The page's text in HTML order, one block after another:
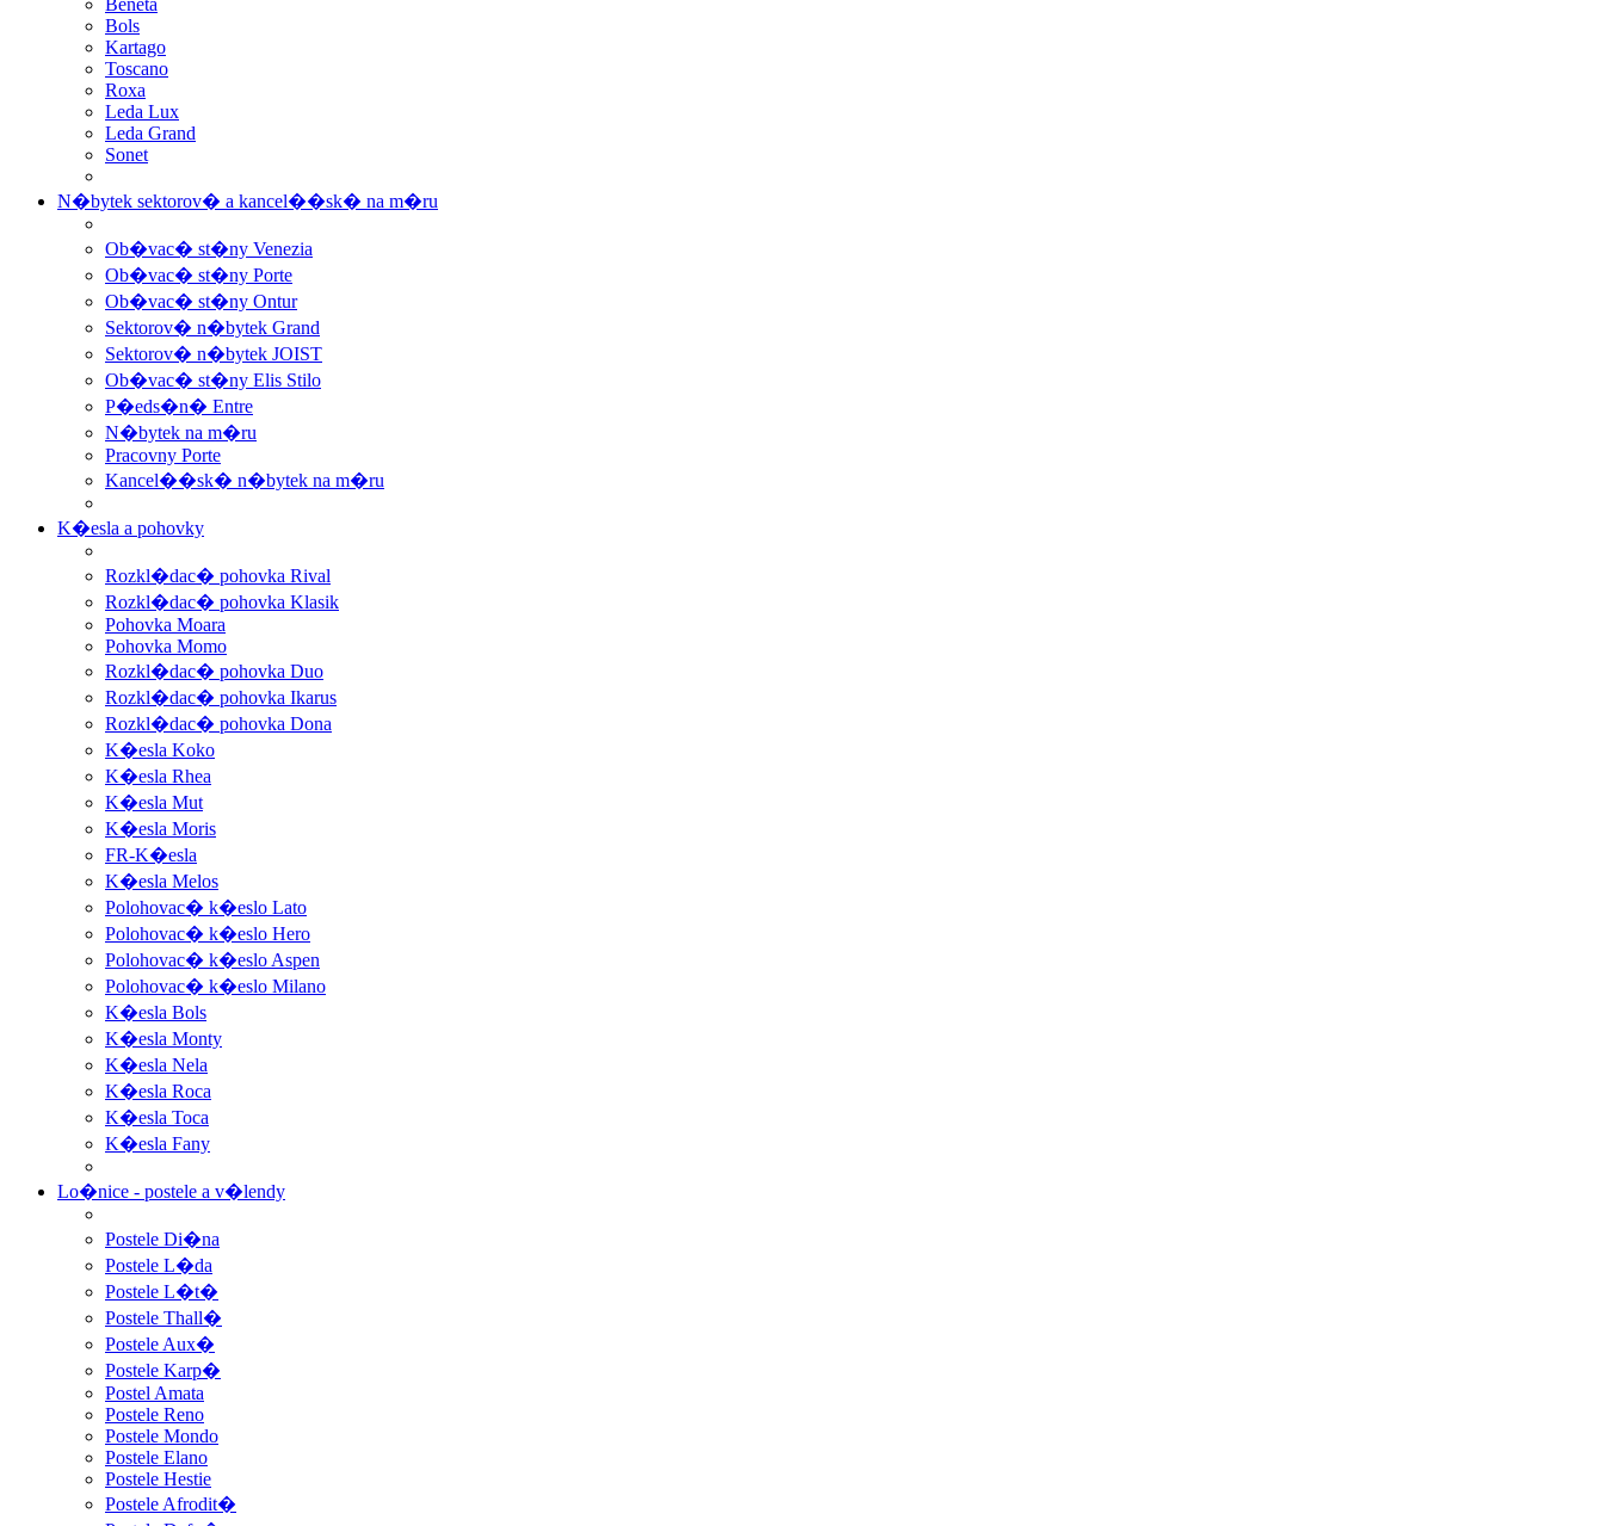
Bols
Kartago
Toscano
Roxa
Leda Lux
Leda Grand
Sonet
N�bytek sektorov� a kancel��sk� na m�ru
Ob�vac� st�ny Venezia
Ob�vac� st�ny Porte
Ob�vac� st�ny Ontur
Sektorov� n�bytek Grand
Sektorov� n�bytek JOIST
Ob�vac� st�ny Elis Stilo
P�eds�n� Entre
N�bytek na m�ru
Pracovny Porte
Kancel��sk� n�bytek na m�ru
K�esla a pohovky
Rozkl�dac� pohovka Rival
Rozkl�dac� pohovka Klasik
Pohovka Moara
Pohovka Momo
Rozkl�dac� pohovka Duo
Rozkl�dac� pohovka Ikarus
Rozkl�dac� pohovka Dona
K�esla Koko
K�esla Rhea
K�esla Mut
K�esla Moris
FR-K�esla
K�esla Melos
Polohovac� k�eslo Lato
Polohovac� k�eslo Hero
Polohovac� k�eslo Aspen
Polohovac� k�eslo Milano
K�esla Bols
K�esla Monty
K�esla Nela
K�esla Roca
K�esla Toca
K�esla Fany
Lo�nice - postele a v�lendy
Postele Di�na
Postele L�da
Postele L�t�
Postele Thall�
Postele Aux�
Postele Karp�
Postel Amata
Postele Reno
Postele Mondo
Postele Elano
Postele Hestie
Postele Afrodit�